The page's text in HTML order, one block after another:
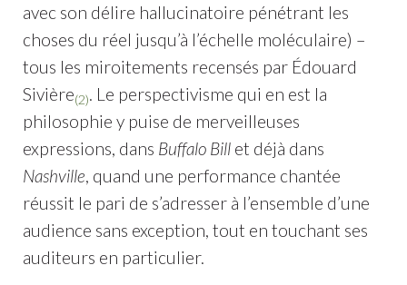
avec son délire hallucinatoire pénétrant les
choses du réel jusqu’à l’échelle moléculaire) –
tous les miroitements recensés par Édouard
Sivière(2). Le perspectivisme qui en est la
philosophie y puise de merveilleuses
expressions, dans Buffalo Billet déjà dans
Nashville, quand une performance chantée
réussit le pari de s’adresser à l’ensemble d’une
audience sans exception, tout en touchant ses
auditeurs en particulier.